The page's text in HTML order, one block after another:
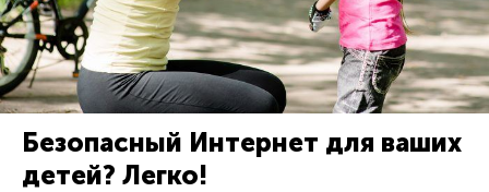
Безопасный Интернет для ваших
детей? Легко!